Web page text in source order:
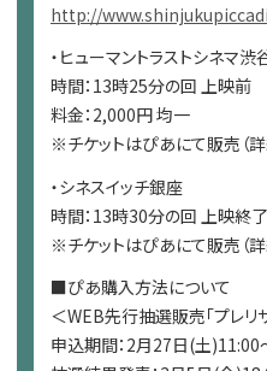
http://
・ヒューマントラストシネマ渋
時間：13時25分の回 上映前
料金：2,000円 均一
※チケットはぴあにて販売（
・シネスイッチ銀座
時間：13時30分の回 上映終
※チケットはぴあにて販売（
■ぴあ購入方法について
＜WEB先行抽選販売「プレリ
申込期間：2月27日(土